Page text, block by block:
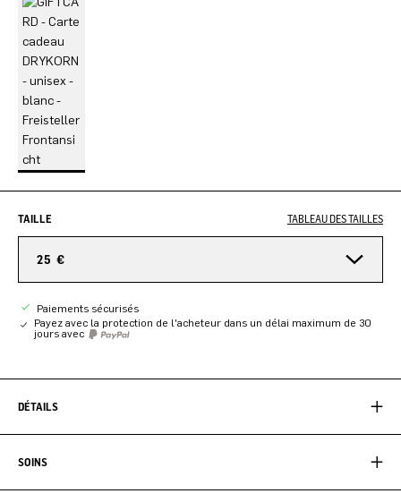
TAILLE TABLEAU DES TAILLES
25 €
Paiements sécurisés
Payez avec la protection de l'acheteur dans un délai maximum de 30
jours avec
DÉTAILS
SOINS